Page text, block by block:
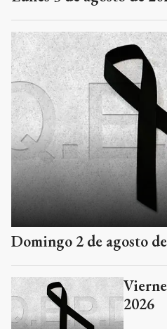
Domingo 2 de agosto
2026